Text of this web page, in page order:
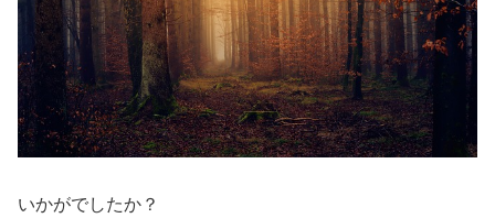
いかがでしたか？